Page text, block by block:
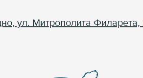
ул. Митрополита Филарета,